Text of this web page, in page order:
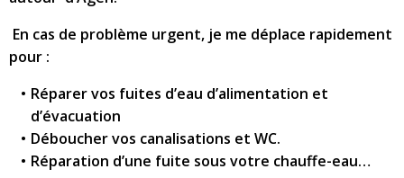
En cas de problème urgent, je me déplace rapidement
pour :
Réparer vos fuites d’eau d’alimentation et
d’évacuation
Déboucher vos canalisations et WC.
Réparation d’une fuite sous votre chauffe-eau…